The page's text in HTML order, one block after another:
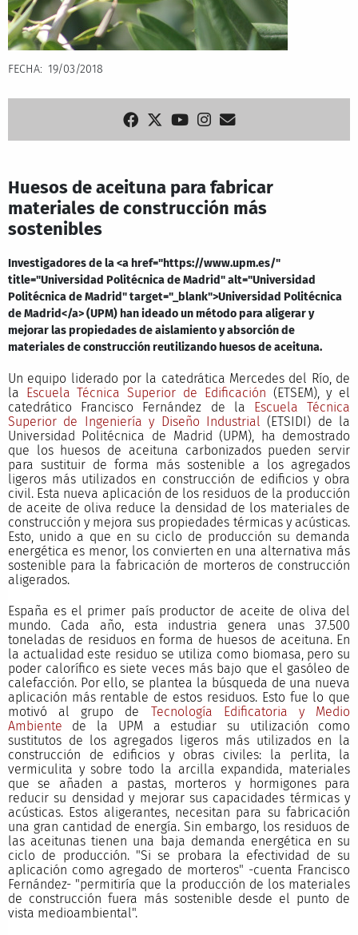
FECHA 19/03/2018
Huesos de aceituna para fabricar
materiales de construcción más
sostenibles
Investigadores de la <a href="https://www.upm.es/"
title="Universidad Politécnica de Madrid" alt="Universidad
Politécnica de Madrid" target="_blank">Universidad Politécnica
de Madrid</a> (UPM) han ideado un método para aligerar y
mejorar las propiedades de aislamiento y absorción de
materiales de construcción reutilizando huesos de aceituna.
Un equipo liderado por la catedrática Mercedes del Río, de
la Escuela Técnica Superior de Edificación (ETSEM), y el
catedrático Francisco Fernández de la Escuela Técnica
Superior de Ingeniería y Diseño Industrial (ETSIDI) de la
Universidad Politécnica de Madrid (UPM), ha demostrado
que los huesos de aceituna carbonizados pueden servir
para sustituir de forma más sostenible a los agregados
ligeros más utilizados en construcción de edificios y obra
civil. Esta nueva aplicación de los residuos de la producción
de aceite de oliva reduce la densidad de los materiales de
construcción y mejora sus propiedades térmicas y acústicas.
Esto, unido a que en su ciclo de producción su demanda
energética es menor, los convierten en una alternativa más
sostenible para la fabricación de morteros de construcción
aligerados.
España es el primer país productor de aceite de oliva del
mundo. Cada año, esta industria genera unas 37.500
toneladas de residuos en forma de huesos de aceituna. En
la actualidad este residuo se utiliza como biomasa, pero su
poder calorífico es siete veces más bajo que el gasóleo de
calefacción. Por ello, se plantea la búsqueda de una nueva
aplicación más rentable de estos residuos. Esto fue lo que
motivó al grupo de Tecnología Edificatoria y Medio
Ambiente de la UPM a estudiar su utilización como
sustitutos de los agregados ligeros más utilizados en la
construcción de edificios y obras civiles: la perlita, la
vermiculita y sobre todo la arcilla expandida, materiales
que se añaden a pastas, morteros y hormigones para
reducir su densidad y mejorar sus capacidades térmicas y
acústicas. Estos aligerantes, necesitan para su fabricación
una gran cantidad de energía. Sin embargo, los residuos de
las aceitunas tienen una baja demanda energética en su
ciclo de producción. "Si se probara la efectividad de su
aplicación como agregado de morteros" -cuenta Francisco
Fernández- "permitiría que la producción de los materiales
de construcción fuera más sostenible desde el punto de
vista medioambiental".